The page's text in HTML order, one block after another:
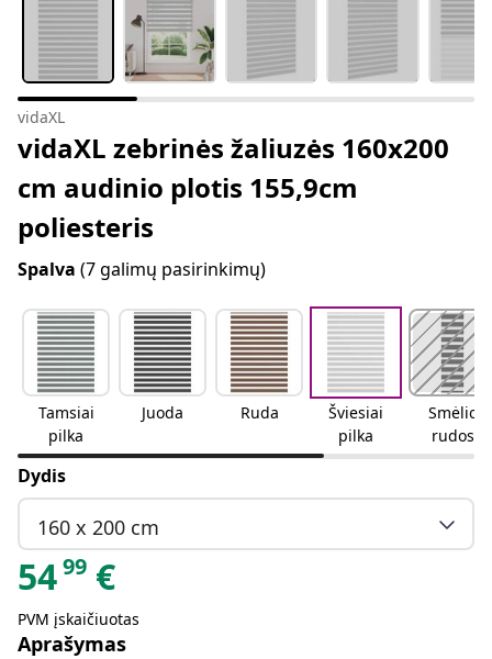
vidaXL
vidaXL zebrinės žaliuzės 160x200
cm audinio plotis 155,9cm
poliesteris
Spalva (7 galimų pasirinkimų)
Tamsiai
pilka
Juoda Ruda
Šviesiai
pilka
Smėlio
rudos
spalvos
Dydis
160 x 200 cm
5499 €
PVM įskaičiuotas
Aprašymas